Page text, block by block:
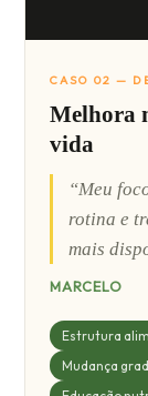
CASO 02 —
Melhora
vida
“Meu
rotina e
mais
MARCELO
Estrutura
Mudança